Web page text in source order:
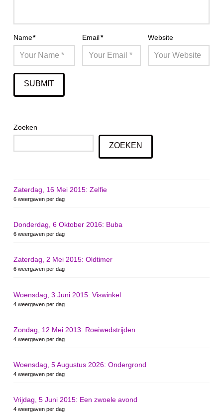
Name* Email* Website
Zoeken
ZOEKEN
Zaterdag, 16 Mei 2015: Zelfie
6 weergaven per dag
Donderdag, 6 Oktober 2016: Buba
6 weergaven per dag
Zaterdag, 2 Mei 2015: Oldtimer
6 weergaven per dag
Woensdag, 3 Juni 2015: Viswinkel
4 weergaven per dag
Zondag, 12 Mei 2013: Roeiwedstrijden
4 weergaven per dag
Woensdag, 5 Augustus 2026: Ondergrond
4 weergaven per dag
Vrijdag, 5 Juni 2015: Een zwoele avond
4 weergaven per dag